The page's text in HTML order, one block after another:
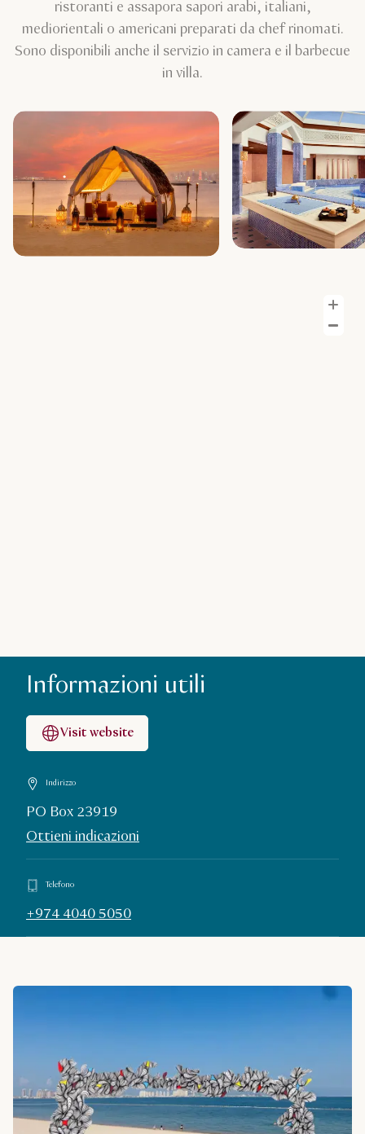
ristoranti e assapora sapori arabi, italiani,
mediorientali o americani preparati da chef rinomati.
Sono disponibili anche il servizio in camera e il barbecue
in villa.
Informazioni utili
Visit website
Indirizzo
PO Box 23919
Ottieni indicazioni
Telefono
+974 4040 5050